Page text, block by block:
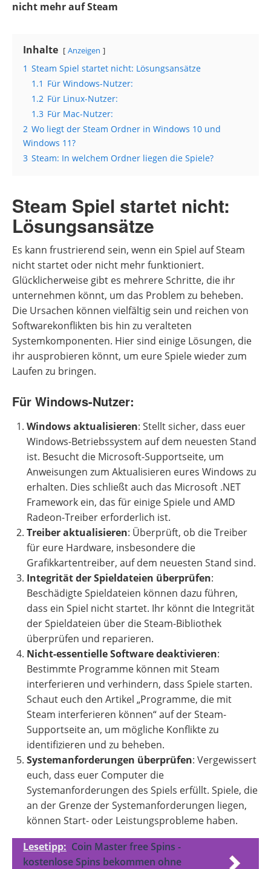
nicht mehr auf Steam
Inhalte Anzeigen
1 Steam Spiel startet nicht: Lösungsansätze
1.1 Für Windows-Nutzer:
1.2 Für Linux-Nutzer:
1.3 Für Mac-Nutzer:
2 Wo liegt der Steam Ordner in Windows 10 und
Windows 11?
3 Steam: In welchem Ordner liegen die Spiele?
Steam Spiel startet nicht:
Lösungsansätze
Es kann frustrierend sein, wenn ein Spiel auf Steam
nicht startet oder nicht mehr funktioniert.
Glücklicherweise gibt es mehrere Schritte, die ihr
unternehmen könnt, um das Problem zu beheben.
Die Ursachen können vielfältig sein und reichen von
Softwarekonflikten bis hin zu veralteten
Systemkomponenten. Hier sind einige Lösungen, die
ihr ausprobieren könnt, um eure Spiele wieder zum
Laufen zu bringen.
Für Windows-Nutzer:
Windows aktualisieren: Stellt sicher, dass euer
Windows-Betriebssystem auf dem neuesten Stand
ist. Besucht die Microsoft-Supportseite, um
Anweisungen zum Aktualisieren eures Windows zu
erhalten. Dies schließt auch das Microsoft .NET
Framework ein, das für einige Spiele und AMD
Radeon-Treiber erforderlich ist.
Treiber aktualisieren: Überprüft, ob die Treiber
für eure Hardware, insbesondere die
Grafikkartentreiber, auf dem neuesten Stand sind.
Integrität der Spieldateien überprüfen:
Beschädigte Spieldateien können dazu führen,
dass ein Spiel nicht startet. Ihr könnt die Integrität
der Spieldateien über die Steam-Bibliothek
überprüfen und reparieren.
Nicht-essentielle Software deaktivieren:
Bestimmte Programme können mit Steam
interferieren und verhindern, dass Spiele starten.
Schaut euch den Artikel „Programme, die mit
Steam interferieren können“ auf der Steam-
Supportseite an, um mögliche Konflikte zu
identifizieren und zu beheben.
Systemanforderungen überprüfen: Vergewissert
euch, dass euer Computer die
Systemanforderungen des Spiels erfüllt. Spiele, die
an der Grenze der Systemanforderungen liegen,
können Start- oder Leistungsprobleme haben.
Lesetipp: Coin Master free Spins -
kostenlose Spins bekommen ohne